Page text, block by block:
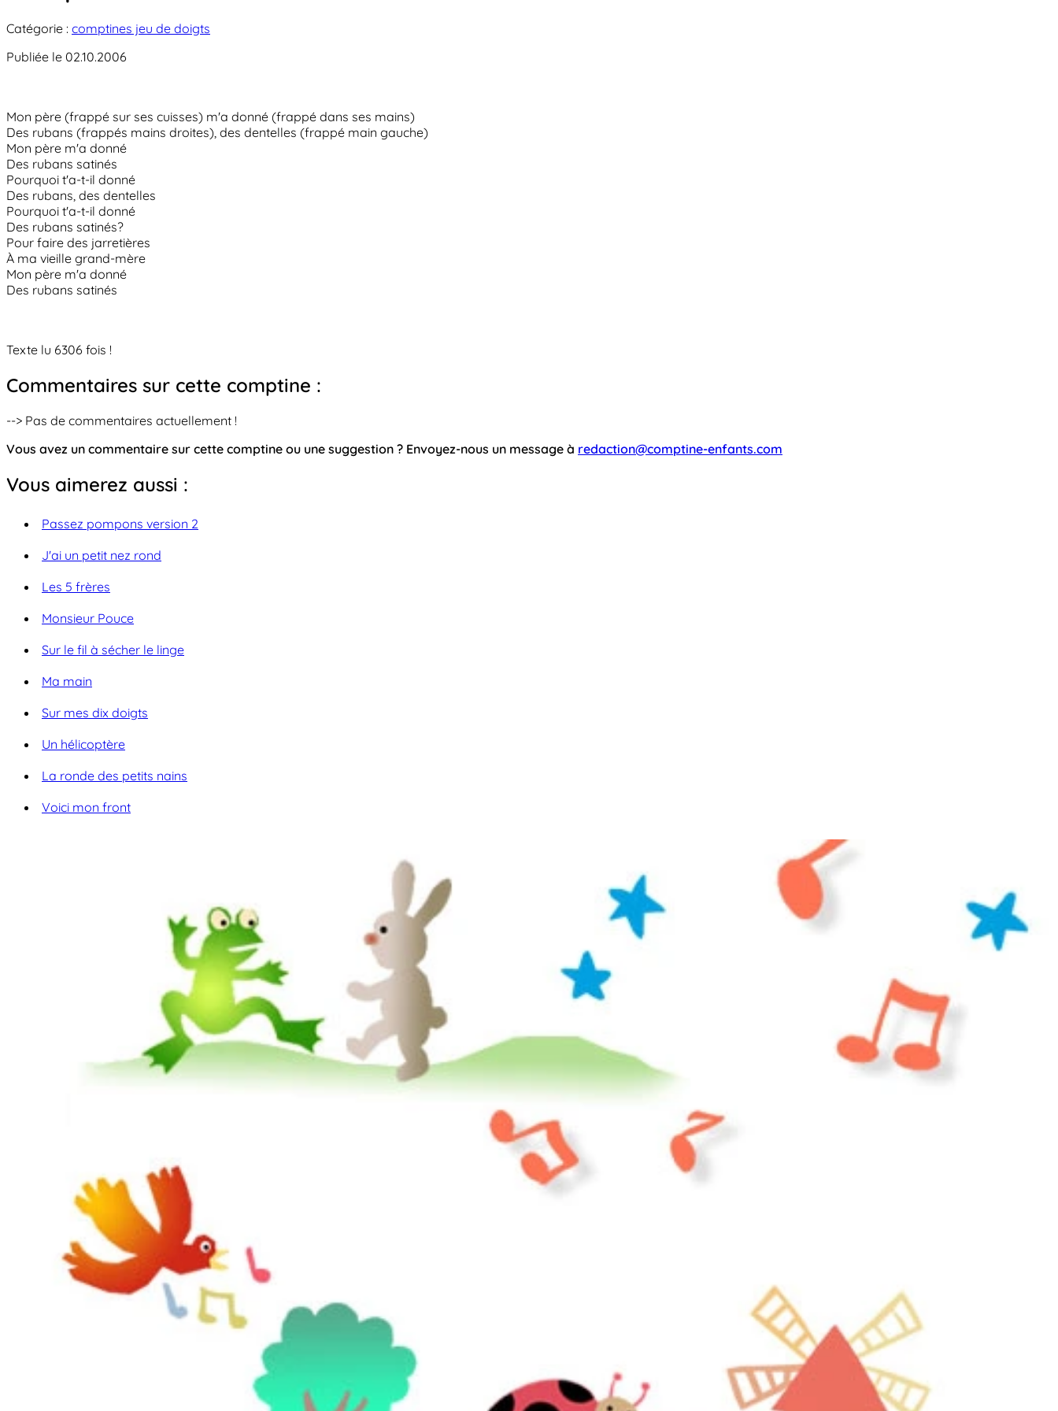
Catégorie : comptines jeu de doigts
Publiée le 02.10.2006
Mon père (frappé sur ses cuisses) m'a donné (frappé dans ses mains)
Des rubans (frappés mains droites), des dentelles (frappé main gauche)
Mon père m'a donné
Des rubans satinés
Pourquoi t'a-t-il donné
Des rubans, des dentelles
Pourquoi t'a-t-il donné
Des rubans satinés?
Pour faire des jarretières
À ma vieille grand-mère
Mon père m'a donné
Des rubans satinés
Texte lu 6306 fois !
Commentaires sur cette comptine :
--> Pas de commentaires actuellement !
Vous avez un commentaire sur cette comptine ou une suggestion ? Envoyez-nous un message à redaction@comptine-enfants.com
Vous aimerez aussi :
Passez pompons version 2
J'ai un petit nez rond
Les 5 frères
Monsieur Pouce
Sur le fil à sécher le linge
Ma main
Sur mes dix doigts
Un hélicoptère
La ronde des petits nains
Voici mon front